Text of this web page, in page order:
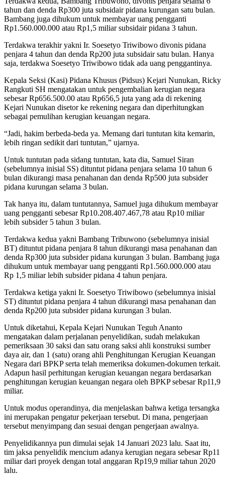
tahun dan denda Rp300 juta subsidair pidana kurungan satu bulan.
Bambang juga dihukum untuk membayar uang pengganti
Rp1.560.000.000 atau Rp1,5 miliar subsidair pidana 3 tahun.
Terdakwa terakhir yakni Ir. Soesetyo Triwibowo divonis pidana
penjara 4 tahun dan denda Rp200 juta subsidair satu bulan. Hanya
saja, terdakwa Soesetyo Triwibowo tidak ada uang penggantinya.
Kepala Seksi (Kasi) Pidana Khusus (Pidsus) Kejari Nunukan, Ricky
Rangkuti SH mengatakan untuk pengembalian kerugian negara
sebesar Rp656.500.00 atau Rp656,5 juta yang ada di rekening
Kejari Nunukan disetor ke rekening negara dan diperhitungkan
sebagai pemulihan kerugian keuangan negara.
“Jadi, hakim berbeda-beda ya. Memang dari tuntutan kita kemarin,
lebih ringan sedikit dari tuntutan,” ujarnya.
Untuk tuntutan pada sidang tuntutan, kata dia, Samuel Siran
(sebelumnya inisial SS) dituntut pidana penjara selama 10 tahun 6
bulan dikurangi masa penahanan dan denda Rp500 juta subsider
pidana kurungan selama 3 bulan.
Tak hanya itu, dalam tuntutannya, Samuel juga dihukum membayar
uang pengganti sebesar Rp10.208.407.467,78 atau Rp10 miliar
lebih subsider 5 tahun 3 bulan.
Terdakwa kedua yakni Bambang Tribuwono (sebelumnya inisial
BT) dituntut pidana penjara 8 tahun dikurangi masa penahanan dan
denda Rp300 juta subsider pidana kurungan 3 bulan. Bambang juga
dihukum untuk membayar uang pengganti Rp1.560.000.000 atau
Rp 1,5 miliar lebih subsider pidana 4 tahun penjara.
Terdakwa ketiga yakni Ir. Soesetyo Triwibowo (sebelumnya inisial
ST) dituntut pidana penjara 4 tahun dikurangi masa penahanan dan
denda Rp200 juta subsider pidana kurungan 3 bulan.
Untuk diketahui, Kepala Kejari Nunukan Teguh Ananto
mengatakan dalam perjalanan penyelidikan, sudah melakukan
pemeriksaan 30 saksi dan satu orang saksi ahli konstruksi sumber
daya air, dan 1 (satu) orang ahli Penghitungan Kerugian Keuangan
Negara dari BPKP serta telah memeriksa dokumen-dokumen terkait.
Adapun hasil perhitungan kerugian keuangan negara berdasarkan
penghitungan kerugian keuangan negara oleh BPKP sebesar Rp11,9
miliar.
Untuk modus operandinya, dia menjelaskan bahwa ketiga tersangka
ini merupakan pengatur pekerjaan tersebut. Di mana, pengerjaan
tersebut menyimpang dan sesuai dengan pengerjaan awalnya.
Penyelidikannya pun dimulai sejak 14 Januari 2023 lalu. Saat itu,
tim jaksa penyelidik mencium adanya kerugian negara sebesar Rp11
miliar dari proyek dengan total anggaran Rp19,9 miliar tahun 2020
lalu.